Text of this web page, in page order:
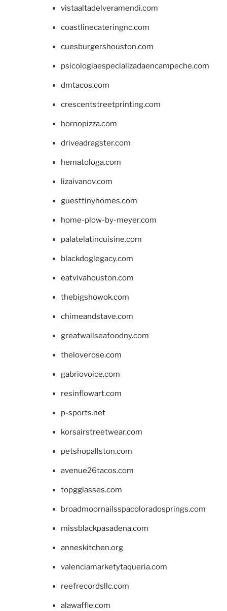
vistaaltadelveramendi.com
coastlinecateringnc.com
cuesburgershouston.com
psicologiaespecializadaencampeche.com
dmtacos.com
crescentstreetprinting.com
hornopizza.com
driveadragster.com
hematologa.com
lizaivanov.com
guesttinyhomes.com
home-plow-by-meyer.com
palatelatincuisine.com
blackdoglegacy.com
eatvivahouston.com
thebigshowok.com
chimeandstave.com
greatwallseafoodny.com
theloverose.com
gabriovoice.com
resinflowart.com
p-sports.net
korsairstreetwear.com
petshopallston.com
avenue26tacos.com
topgglasses.com
broadmoornailsspacoloradosprings.com
missblackpasadena.com
anneskitchen.org
valenciamarketytaqueria.com
reefrecordsllc.com
alawaffle.com